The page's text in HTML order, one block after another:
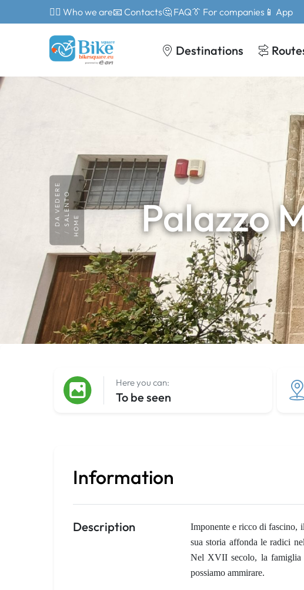
🙎‍♂️ Who we are📧 Contacts🤔 FAQ👔 For companies 📱 App
Destinations
Palazzo
HOME
SALENTO
DA VEDERE
Here you can:
To be seen
Information
Description
Imponente e ricco di fascino,
sua storia affonda le radici
Nel XVII secolo, la famiglia
possiamo ammirare.